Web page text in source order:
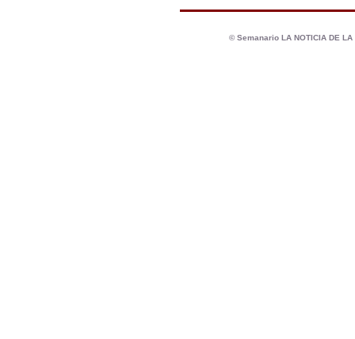
© Semanario LA NOTICIA DE LA